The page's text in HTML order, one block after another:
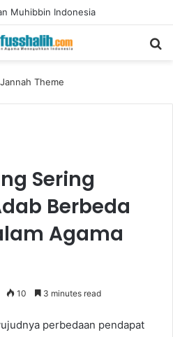
Muhibbin Indonesia
Sering
Berbeda
Agama
10 3 minutes read
perbedaan pendapat